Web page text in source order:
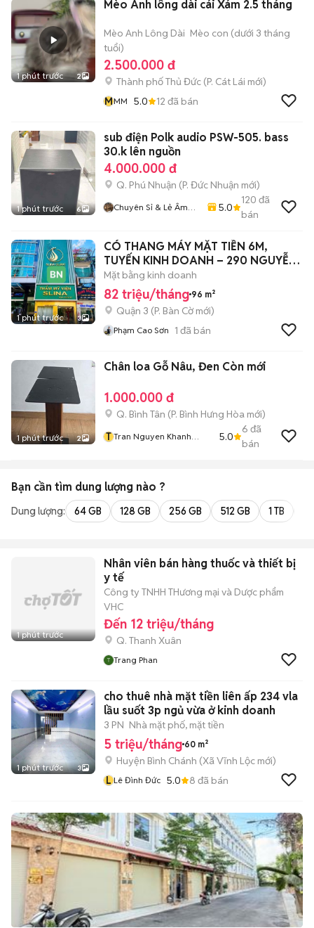
1 phút trước 2
Mèo Anh lông dài cái Xám 2.5 tháng
Mèo Anh Lông Dài Mèo con (dưới 3 tháng
tuổi)
2.500.000 đ
Thành phố Thủ Đức (P. Cát Lái mới)
MMM 5.0 12 đã bán
1 phút trước 6
sub điện Polk audio PSW-505. bass
30.k lên nguồn
4.000.000 đ
Q. Phú Nhuận (P. Đức Nhuận mới)
Chuyên Sỉ & Lẻ Âm
5.0
120 đã
bán
1 phút trước 3
CÓ THANG MÁY MẶT TIỀN 6M,
TUYẾN KINH DOANH – 290 NGUYỄN
THIỆN THUẬT Q3
Mặt bằng kinh doanh
82 triệu/tháng 96 m²
Quận 3 (P. Bàn Cờmới)
Phạm Cao Sơn 1 đã bán
1 phút trước 2
Chân loa Gỗ Nâu, Đen Còn mới
1.000.000 đ
Q. Bình Tân (P. Bình Hưng Hòa mới)
T Tran Nguyen Khanh
5.0
6 đã
bán
Bạn cần tìm dung lượng nào ?
Dung lượng: 64 GB 128 GB 256 GB 512 GB 1 TB
1 phút trước
Nhân viên bán hàng thuốc và thiết bị
y tế
Công ty TNHH THương mại và Dược phẩm
VHC
Đến 12 triệu/tháng
Q. Thanh Xuân
Trang Phan
1 phút trước 3
cho thuê nhà mặt tiền liên ấp 234 vla
lầu suốt 3p ngủ vừa ở kinh doanh
3 PN Nhà mặt phố, mặt tiền
5 triệu/tháng 60 m²
Huyện Bình Chánh (Xã Vĩnh Lộc mới)
L Lê Đình Đức 5.0 8 đã bán